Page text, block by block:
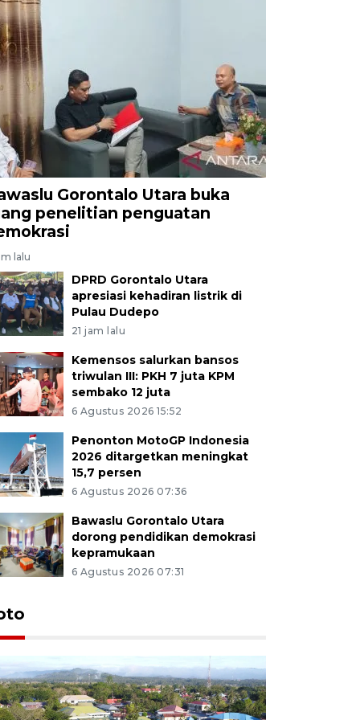
Gorontalo Utara buka
penelitian penguatan
lalu
DPRD Gorontalo Utara
apresiasi kehadiran listrik di
Pulau Dudepo
21 jam lalu
Kemensos salurkan bansos
triwulan III: PKH 7 juta KPM
sembako 12 juta
6 Agustus 2026 15:52
Penonton MotoGP Indonesia
2026 ditargetkan meningkat
15,7 persen
6 Agustus 2026 07:36
Bawaslu Gorontalo Utara
dorong pendidikan demokrasi
kepramukaan
6 Agustus 2026 07:31